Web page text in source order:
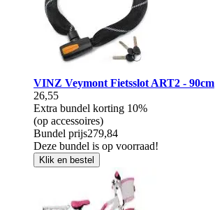
VINZ Veymont Fietsslot ART2 - 90cm
26,55
Extra bundel korting 10%
(op accessoires)
Bundel prijs279,84
Deze bundel is op voorraad!
Klik en bestel